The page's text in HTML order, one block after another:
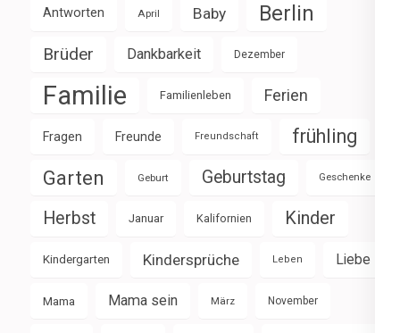
Antworten April Baby Berlin
Brüder Dankbarkeit Dezember
Familie Familienleben Ferien
Fragen Freunde Freundschaft frühling
Garten Geburt Geburtstag Geschenke
Herbst Januar Kalifornien Kinder
Kindergarten Kindersprüche Leben Liebe
Mama Mama sein März November